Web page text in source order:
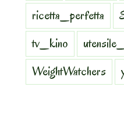
ricetta_perfetta
tv_kino
WeightWatchers